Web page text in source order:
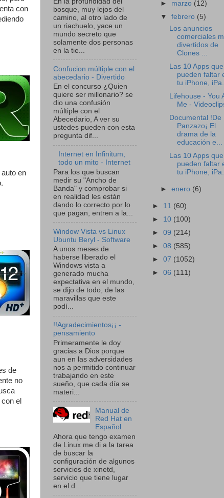
con
en
de
no
el
bosque, muy lejos del
camino, al otro lado de
un riachuelo, yace un
mundo secreto que
solamente dos personas
en la tie...
Confucion múltiple con el
abecedario - Divertido
En el concurso ¿Quien
quiere ser millonario? se
dio una confusión
múltiple con el
Abecedario, A ver su
ustedes pueden con esta
pregunta dif...
Internet en Infinitum,
todo un mito - Internet
Para los que buscan
medir su "Ancho de
Banda" y comprobar si
en realidad les están
dando lo correcto por lo
que pagan, entren a la...
Window Vista vs Linux
Ubuntu Beryl - Software
A unos meses de
haberse liberado el
Windows vista a
generado mucha
expectativa en el mundo,
se dijo de todo, de las
maravillas que este
podí...
!!Agradecimientos¡¡ -
pensamiento
Primeramente le doy
gracias a Dios porque
aun en las adversidades
nos a permitido continuar
trabajando en este
sueño, que cada día se
materi...
Manual de
Red Hat en
Español
Ahora que tengo examen
de Linux me di a la tarea
de buscar la
configuración de algunos
servicios de xinetd,
servicio que tiene lugar
en el d...
► marzo (12)
▼febrero (5)
Los anuncios
comerciales
divertidos de
Clones ...
Las 10 Apps
pueden faltar
tu iPhone,
Lifehouse - You
Me -
Documental !De
Panzazo¡ El
drama de la
educación e...
Las 10 Apps
pueden faltar
tu iPhone,
►enero (6)
► 11 (60)
► 10 (100)
► 09 (214)
► 08 (585)
► 07 (1052)
► 06 (111)